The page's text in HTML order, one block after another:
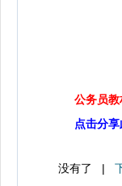
公务员
点击分享
没有了 |